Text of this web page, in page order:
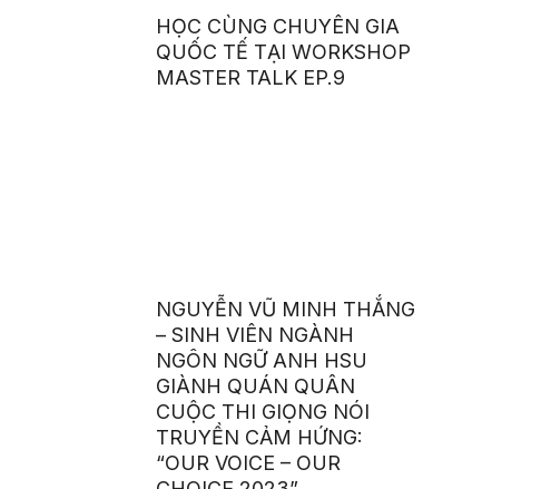
HỌC CÙNG CHUYÊN GIA
QUỐC TẾ TẠI WORKSHOP
MASTER TALK EP.9
NGUYỄN VŨ MINH THẮNG
– SINH VIÊN NGÀNH
NGÔN NGỮ ANH HSU
GIÀNH QUÁN QUÂN
CUỘC THI GIỌNG NÓI
TRUYỀN CẢM HỨNG:
“OUR VOICE – OUR